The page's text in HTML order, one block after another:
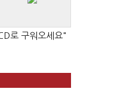
로 구워오세요"